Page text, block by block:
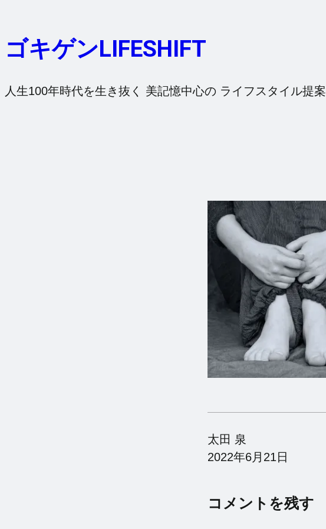
を
キ
ゴキゲンLIFESHIFT
人生100年時代を生き抜く 美記憶中心の ライフスタイル提案
太田 泉
2022年6月21日
コメントを残す